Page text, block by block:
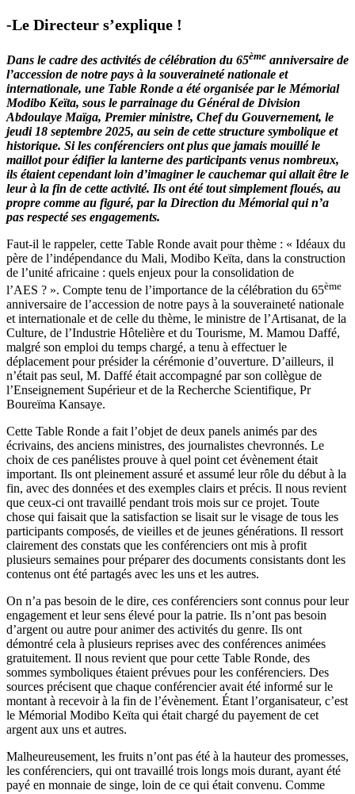
-Le Directeur s’explique !
Dans le cadre des activités de célébration du 65ème anniversaire de
l’accession de notre pays à la souveraineté nationale et
internationale, une Table Ronde a été organisée par le Mémorial
Modibo Keïta, sous le parrainage du Général de Division
Abdoulaye Maïga, Premier ministre, Chef du Gouvernement, le
jeudi 18 septembre 2025, au sein de cette structure symbolique et
historique. Si les conférenciers ont plus que jamais mouillé le
maillot pour édifier la lanterne des participants venus nombreux,
ils étaient cependant loin d’imaginer le cauchemar qui allait être le
leur à la fin de cette activité. Ils ont été tout simplement floués, au
propre comme au figuré, par la Direction du Mémorial qui n’a
pas respecté ses engagements.
Faut-il le rappeler, cette Table Ronde avait pour thème : « Idéaux du
père de l’indépendance du Mali, Modibo Keïta, dans la construction
de l’unité africaine : quels enjeux pour la consolidation de
l’AES ? ». Compte tenu de l’importance de la célébration du 65ème
anniversaire de l’accession de notre pays à la souveraineté nationale
et internationale et de celle du thème, le ministre de l’Artisanat, de la
Culture, de l’Industrie Hôtelière et du Tourisme, M. Mamou Daffé,
malgré son emploi du temps chargé, a tenu à effectuer le
déplacement pour présider la cérémonie d’ouverture. D’ailleurs, il
n’était pas seul, M. Daffé était accompagné par son collègue de
l’Enseignement Supérieur et de la Recherche Scientifique, Pr
Boureïma Kansaye.
Cette Table Ronde a fait l’objet de deux panels animés par des
écrivains, des anciens ministres, des journalistes chevronnés. Le
choix de ces panélistes prouve à quel point cet évènement était
important. Ils ont pleinement assuré et assumé leur rôle du début à la
fin, avec des données et des exemples clairs et précis. Il nous revient
que ceux-ci ont travaillé pendant trois mois sur ce projet. Toute
chose qui faisait que la satisfaction se lisait sur le visage de tous les
participants composés, de vieilles et de jeunes générations. Il ressort
clairement des constats que les conférenciers ont mis à profit
plusieurs semaines pour préparer des documents consistants dont les
contenus ont été partagés avec les uns et les autres.
On n’a pas besoin de le dire, ces conférenciers sont connus pour leur
engagement et leur sens élevé pour la patrie. Ils n’ont pas besoin
d’argent ou autre pour animer des activités du genre. Ils ont
démontré cela à plusieurs reprises avec des conférences animées
gratuitement. Il nous revient que pour cette Table Ronde, des
sommes symboliques étaient prévues pour les conférenciers. Des
sources précisent que chaque conférencier avait été informé sur le
montant à recevoir à la fin de l’évènement. Étant l’organisateur, c’est
le Mémorial Modibo Keïta qui était chargé du payement de cet
argent aux uns et autres.
Malheureusement, les fruits n’ont pas été à la hauteur des promesses,
les conférenciers, qui ont travaillé trois longs mois durant, ayant été
payé en monnaie de singe, loin de ce qui était convenu. Comme